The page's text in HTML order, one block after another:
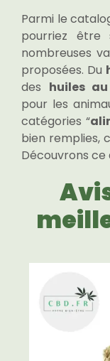
Parmi le
pourriez
nombreuses
proposées. Du
des huiles
pour les
catégories “
bien remplies,
Découvrons ce